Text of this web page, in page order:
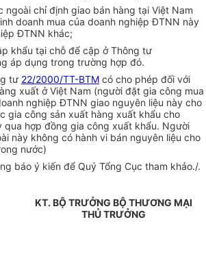
ngoài chỉ định giao bán hàng tại Việt Nam
doanh mua của doanh nghiệp ĐTNN này
ĐTNN khác;
khẩu tại chỗ để cập ở Thông tư
áp dụng trong trường hợp đó.
tư 22/2000/TT-BTM có cho phép đối với
xuất ở Việt Nam (người đặt gia công mua
nghiệp ĐTNN giao nguyên liệu này cho
gia công sản xuất hàng xuất khẩu cho
qua hợp đồng gia công xuất khẩu. Người
này không có hành vi bán nguyên liệu cho
nước)
báo ý kiến để Quý Tổng Cục tham khảo./.
KT. BỘ TRƯỞNG BỘ THƯƠNG MẠI
THỦ TRƯỞNG